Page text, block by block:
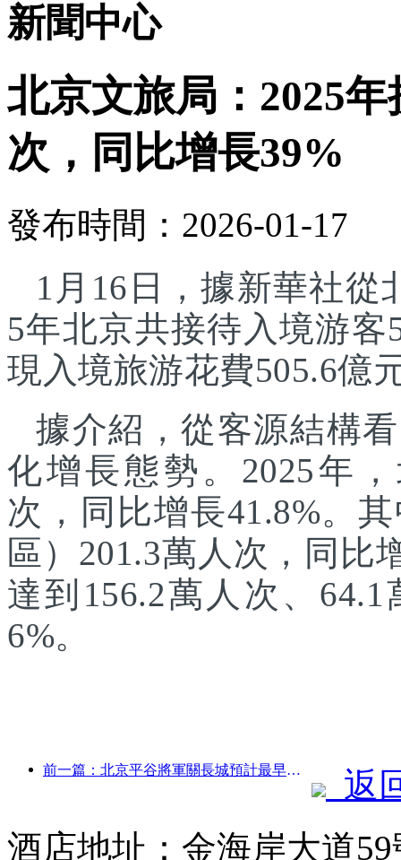
新聞中心
北京文旅局：2025
次，同比增長39%
發布時間：2026-01-17
1月16日，據新華社從
5年北京共接待入境游客
現入境旅游花費505.6億
據介紹，從客源結構
化增長態勢。2025年
次，同比增長41.8%。
區）201.3萬人次，同比
達到156.2萬人次、
6%。
前一篇：北京平谷將軍關長城預計最早于2026年底開門迎客
返
酒店地址：金海岸大道59